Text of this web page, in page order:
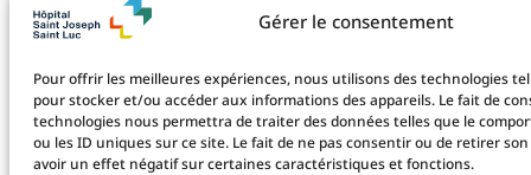
Gérer le consentement
Pour offrir les meilleures expériences, nous utilisons des technologies
pour stocker et/ou accéder aux informations des appareils. Le fait de
technologies nous permettra de traiter des données telles que le
ou les ID uniques sur ce site. Le fait de ne pas consentir ou de retirer
avoir un effet négatif sur certaines caractéristiques et fonctions.